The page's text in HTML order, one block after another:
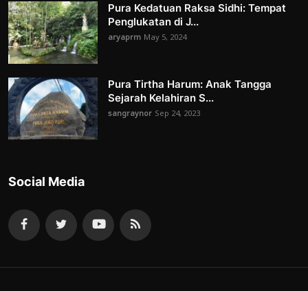
Pura Kedatuan Raksa Sidhi: Tempat
Penglukatan di J...
aryaprm May 5, 2024
Pura Tirtha Harum: Anak Tangga
Sejarah Kelahiran S...
sangraynor Sep 24, 2023
Social Media